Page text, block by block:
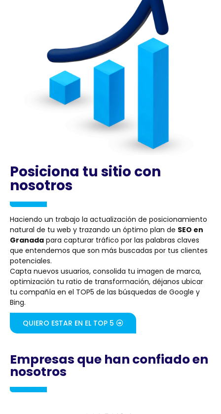
Posiciona tu sitio con
nosotros
Haciendo un trabajo la actualización de posicionamiento
natural de tu web y trazando un óptimo plan de SEO en
Granada para capturar tráfico por las palabras claves
que entendemos que son más buscadas por tus clientes
potenciales.
Capta nuevos usuarios, consolida tu imagen de marca,
optimización tu ratio de transformación, déjanos ubicar
tu compañía en el TOP5 de las búsquedas de Google y
Bing.
QUIERO ESTAR EN EL TOP 5
Empresas que han confiado en
nosotros